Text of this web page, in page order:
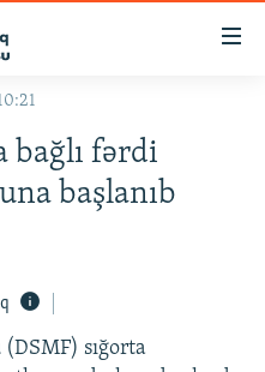
bağlı fərdi
başlanıb
sığorta